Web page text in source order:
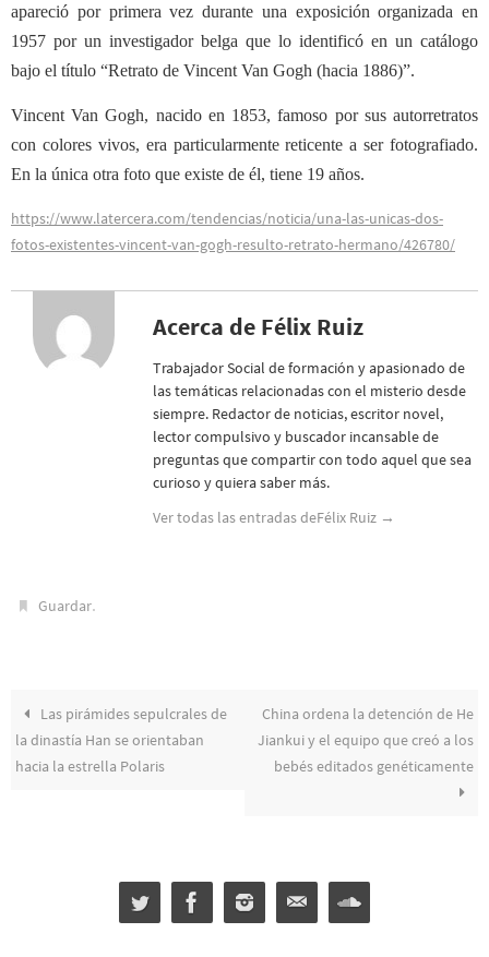
apareció por primera vez durante una exposición organizada en
1957 por un investigador belga que lo identificó en un catálogo
bajo el título “Retrato de Vincent Van Gogh (hacia 1886)”.
Vincent Van Gogh, nacido en 1853, famoso por sus autorretratos
con colores vivos, era particularmente reticente a ser fotografiado.
En la única otra foto que existe de él, tiene 19 años.
https://www.latercera.com/tendencias/noticia/una-las-unicas-dos-
fotos-existentes-vincent-van-gogh-resulto-retrato-hermano/426780/
Acerca de Félix Ruiz
Trabajador Social de formación y apasionado de
las temáticas relacionadas con el misterio desde
siempre. Redactor de noticias, escritor novel,
lector compulsivo y buscador incansable de
preguntas que compartir con todo aquel que sea
curioso y quiera saber más.
Ver todas las entradas deFélix Ruiz →
Guardar.
Las pirámides sepulcrales de
la dinastía Han se orientaban
hacia la estrella Polaris
China ordena la detención de He
Jiankui y el equipo que creó a los
bebés editados genéticamente